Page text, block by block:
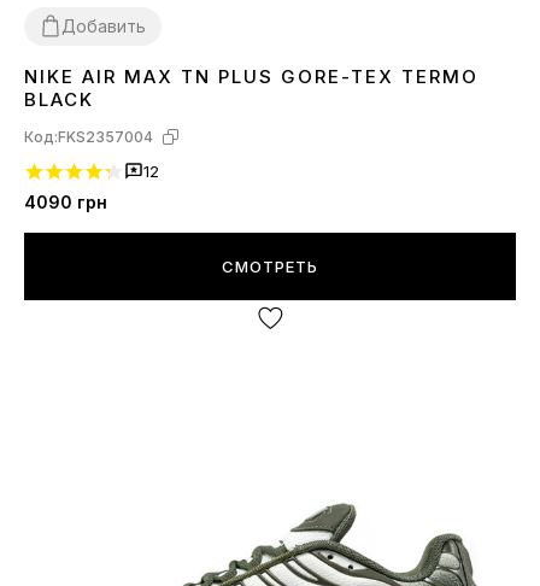
Добавить
36
NIKE AIR MAX TN PLUS GORE-TEX TERMO
BLACK
Код:FKS2357004
12
4090 грн
СМОТРЕТЬ